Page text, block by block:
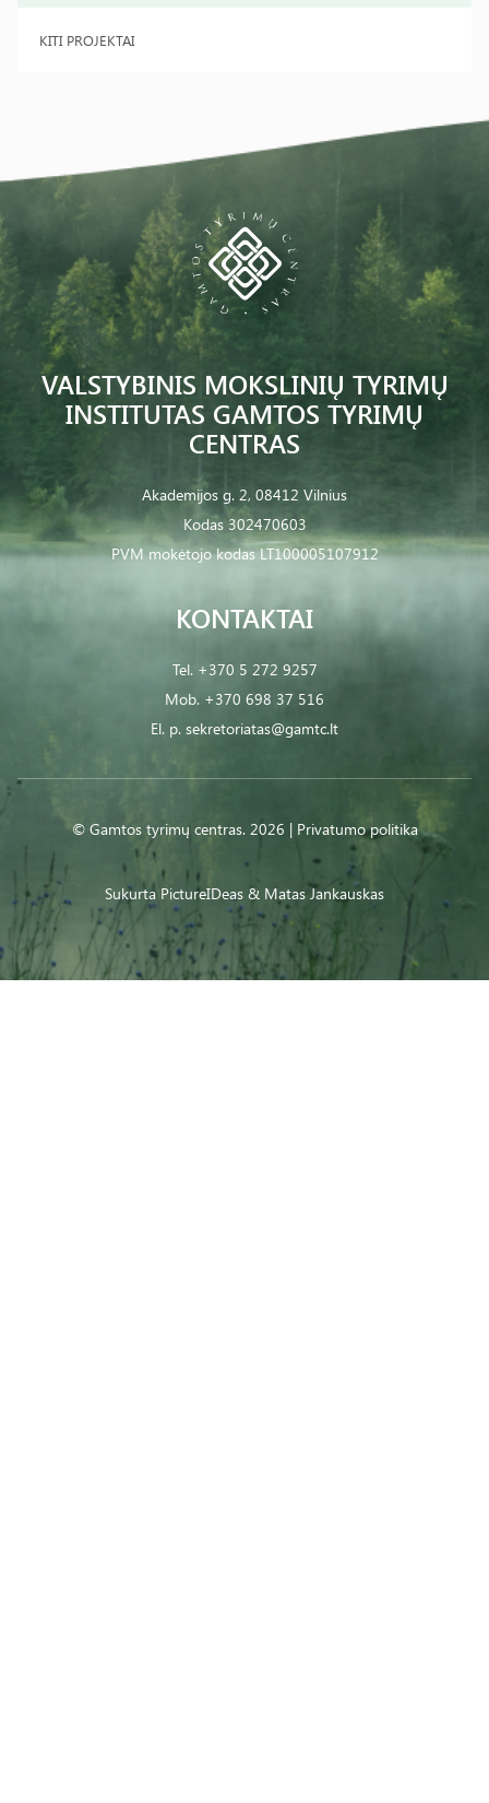
KITI PROJEKTAI
VALSTYBINIS MOKSLINIŲ TYRIMŲ
INSTITUTAS GAMTOS TYRIMŲ
CENTRAS
Akademijos g. 2, 08412 Vilnius
Kodas 302470603
PVM mokėtojo kodas LT100005107912
KONTAKTAI
Tel. +370 5 272 9257
Mob. +370 698 37 516
El. p. sekretoriatas@gamtc.lt
© Gamtos tyrimų centras. 2026 | Privatumo politika
Sukurta PictureIDeas & Matas Jankauskas